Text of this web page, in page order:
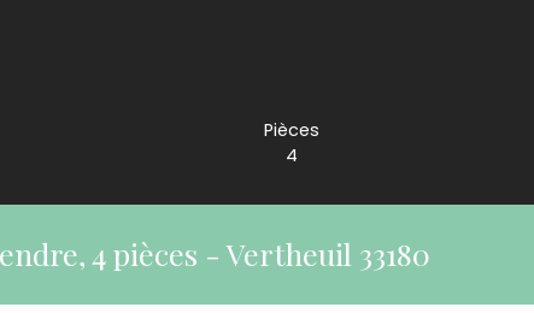
Pièces
4
4 pièces - Vertheuil 33180